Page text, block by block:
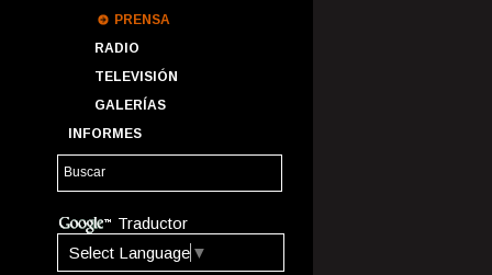
PRENSA
RADIO
TELEVISIÓN
GALERÍAS
INFORMES
Traductor
Select Language ▼